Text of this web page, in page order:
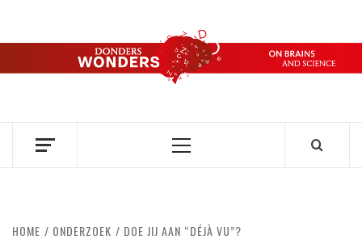
de
DONDERS
OVER HERSENEN EN WETENSCHAP // ON BRAINS AND
Primair
HOME ONDERZOEK DOE JIJ AAN “DÉJÀ VU”?